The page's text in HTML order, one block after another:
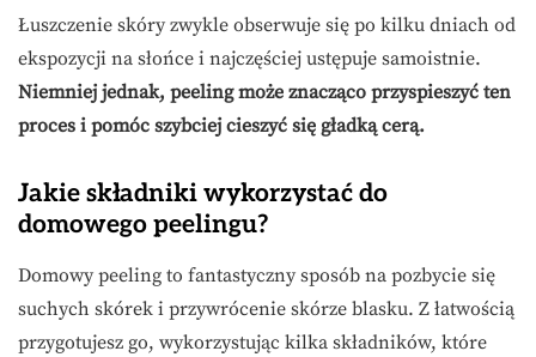
Łuszczenie skóry zwykle obserwuje się po kilku dniach od
ekspozycji na słońce i najczęściej ustępuje samoistnie.
Niemniej jednak, peeling może znacząco przyspieszyć ten
proces i pomóc szybciej cieszyć się gładką cerą.
Jakie składniki wykorzystać do
domowego peelingu?
Domowy peeling to fantastyczny sposób na pozbycie się
suchych skórek i przywrócenie skórze blasku. Z łatwością
przygotujesz go, wykorzystując kilka składników, które